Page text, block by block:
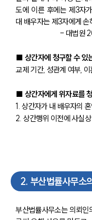
도에 이른 후에는 제3자
대 배우자는 제3자에게
- 대법원
■ 상간자에 청구할 수 있
교제 기간, 성관계 여부,
■ 상간자에게 위자료를
1. 상간자가 내 배우자의
2. 상간행위 이전에 사실
2. 부산법률사무소
부산법률사무소는 의뢰